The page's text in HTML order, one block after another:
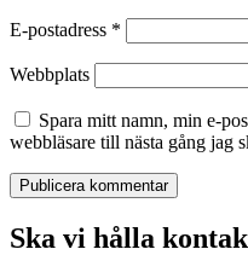
E-postadress *
Webbplats
Spara mitt namn, min e-
webbläsare till nästa gång jag
Ska vi hålla